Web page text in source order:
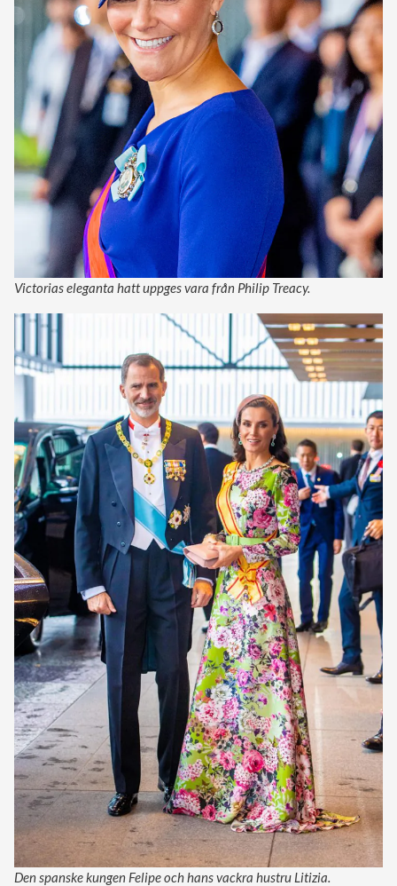
Victorias eleganta hatt uppges vara från Philip Treacy.
Den spanske kungen Felipe och hans vackra hustru Litizia.